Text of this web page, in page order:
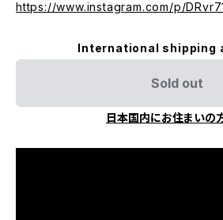
https://www.instagram.com/p/
International shipping
Sold out
日本国内にお住まいの